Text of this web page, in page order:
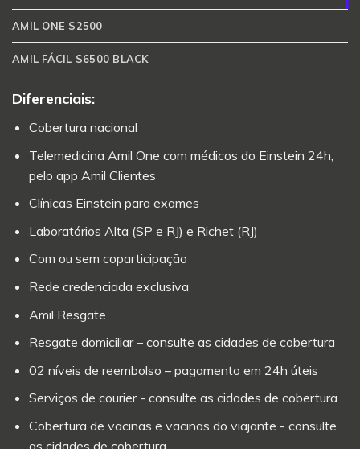
AMIL ONE S2500
AMIL FÁCIL S6500 BLACK
Diferenciais:
Cobertura nacional
Telemedicina Amil One com médicos do Einstein 24h,
pelo app Amil Clientes
Clínicas Einstein para exames
Laboratórios Alta (SP e RJ) e Richet (RJ)
Com ou sem coparticipação
Rede credenciada exclusiva
Amil Resgate
Resgate domiciliar – consulte as cidades de cobertura
02 níveis de reembolso – pagamento em 24h úteis
Serviços de courier - consulte as cidades de cobertura
Cobertura de vacinas e vacinas do viajante - consulte
as cidades de cobertura